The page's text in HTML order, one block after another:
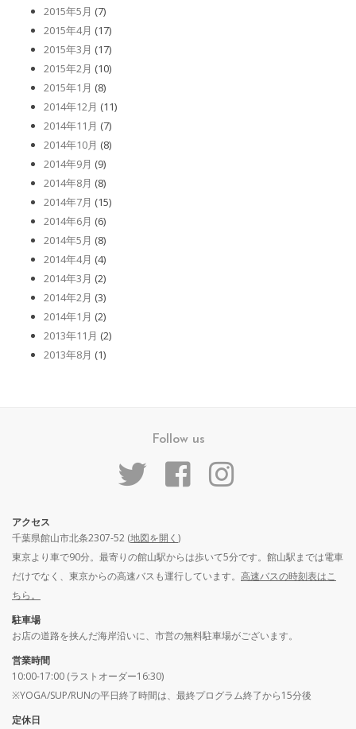
2015年5月 (7)
2015年4月 (17)
2015年3月 (17)
2015年2月 (10)
2015年1月 (8)
2014年12月 (11)
2014年11月 (7)
2014年10月 (8)
2014年9月 (9)
2014年8月 (8)
2014年7月 (15)
2014年6月 (6)
2014年5月 (8)
2014年4月 (4)
2014年3月 (2)
2014年2月 (3)
2014年1月 (2)
2013年11月 (2)
2013年8月 (1)
Follow us
アクセス
千葉県館山市北条2307-52 (地図を開く )
東京より車で90分。最寄りの館山駅からは歩いて5分です。館山駅までは電車
だけでなく、東京からの高速バスも運行しています。 高速バスの時刻表はこ
ちら。
駐車場
お店の道路を挟んだ海岸沿いに、市営の無料駐車場がございます。
営業時間
10:00-17:00 (ラストオーダー16:30)
※YOGA/SUP/RUNの平日終了時間は、最終プログラム終了から15分後
定休日